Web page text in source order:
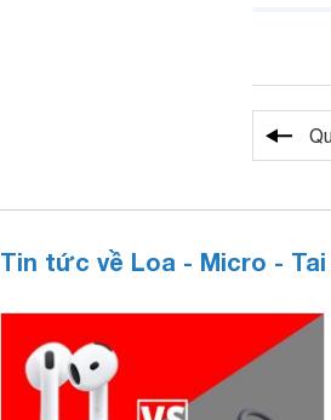
Tin tức về Loa - Micro - Tai